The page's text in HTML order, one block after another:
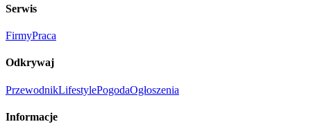
Serwis
FirmyPraca
Odkrywaj
PrzewodnikLifestylePogodaOgłoszenia
Informacje